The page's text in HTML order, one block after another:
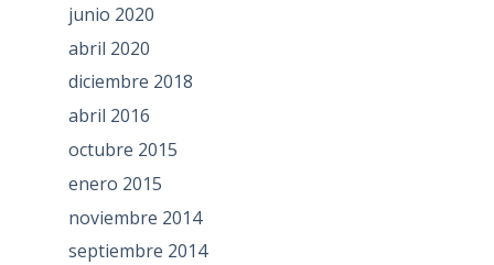
junio 2020
abril 2020
diciembre 2018
abril 2016
octubre 2015
enero 2015
noviembre 2014
septiembre 2014